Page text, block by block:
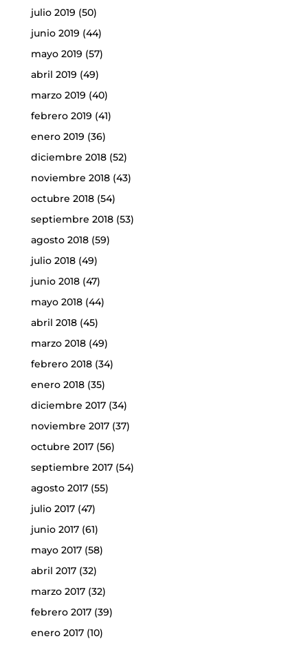
julio 2019 (50)
junio 2019 (44)
mayo 2019 (57)
abril 2019 (49)
marzo 2019 (40)
febrero 2019 (41)
enero 2019 (36)
diciembre 2018(52)
noviembre 2018(43)
octubre 2018(54)
septiembre 2018(53)
agosto 2018(59)
julio 2018(49)
junio 2018(47)
mayo 2018(44)
abril 2018(45)
marzo 2018(49)
febrero 2018(34)
enero 2018(35)
diciembre 2017(34)
noviembre 2017(37)
octubre 2017(56)
septiembre 2017(54)
agosto 2017(55)
julio 2017(47)
junio 2017(61)
mayo 2017(58)
abril 2017(32)
marzo 2017(32)
febrero 2017(39)
enero 2017(10)